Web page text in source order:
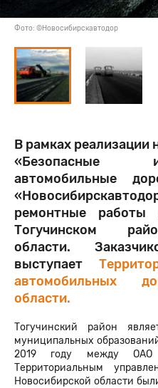
Фото: ©Новосибирскавтодор
В рамках реализации
«Безопасные
автомобильные
ремонтные
Тогучинском
области.
выступает
автомобильных
области.
Тогучинский район
муниципальных
2019 году между ОАО
Территориальным
Новосибирской области